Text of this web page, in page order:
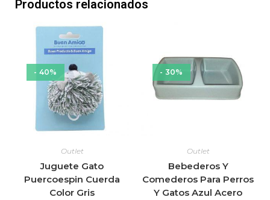
Productos relacionados
- 40%
Outlet
Juguete Gato
Puercoespin Cuerda
Color Gris
- 30%
Outlet
Bebederos Y
Comederos Para Perros
Y Gatos Azul Acero